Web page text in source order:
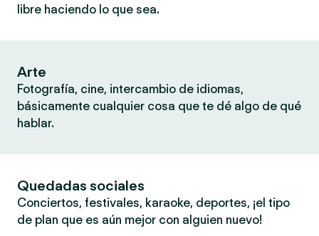
libre haciendo lo que sea.
Arte
Fotografía, cine, intercambio de idiomas,
básicamente cualquier cosa que te dé algo de qué
hablar.
Quedadas sociales
Conciertos, festivales, karaoke, deportes, ¡el tipo
de plan que es aún mejor con alguien nuevo!